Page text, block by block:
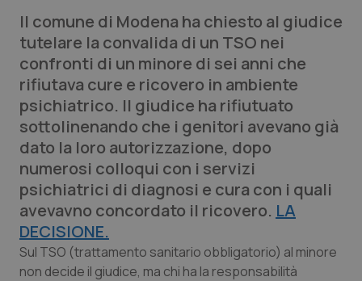
Lettere al direttore
Edizioni Regionali
QS Pro
Professionisti Sanitari.AI
Abruzzo
Basilicata
Calabria
QS Pro Gold
Artrite & artrosi
Asma & BPCO
QS Club Newsletter
Il comune di Modena ha chiesto al giudice
tutelare la convalida di un TSO nei
confronti di un minore di sei anni che
rifiutava cure e ricovero in ambiente
psichiatrico. Il giudice ha rifiutuato
sottolinenando che i genitori avevano già
dato la loro autorizzazione, dopo
numerosi colloqui con i servizi
psichiatrici di diagnosi e cura con i quali
avevavno concordato il ricovero. LA
DECISIONE.
Sul TSO (trattamento sanitario obbligatorio) al minore
non decide il giudice, ma chi ha la responsabilità